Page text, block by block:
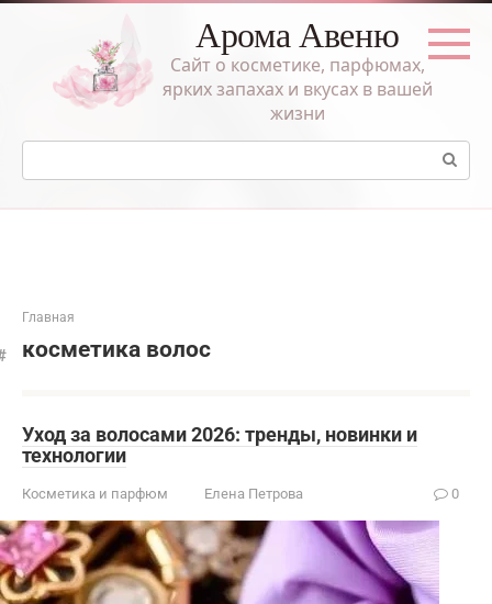
Перейти
Арома Авеню
Сайт о косметике, парфюмах,
ярких запахах и вкусах в вашей
жизни
Поиск:
Главная
косметика волос
Уход за волосами 2026: тренды, новинки и
технологии
Косметика и парфюм Елена Петрова 0